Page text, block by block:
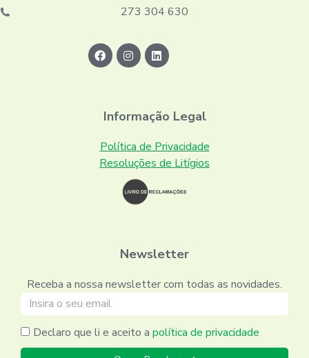
273 304 630
Informação Legal
Política de Privacidade
Resoluções de Litígios
Newsletter
Receba a nossa newsletter com todas as novidades.
Declaro que li e aceito a política de privacidade